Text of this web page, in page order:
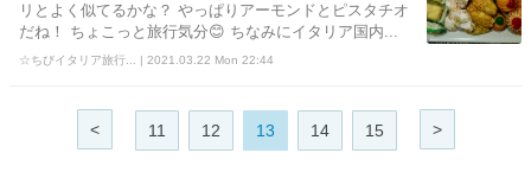
リとよく似てるかな？ やっぱりアーモンドとピスタチオ
だね！ ちょこっと旅行気分😊 ちなみにイタリア国内...
☆ちびイタリア旅行... | 2021.03.22 Mon 22:44
< 11 12 13 14 15 >